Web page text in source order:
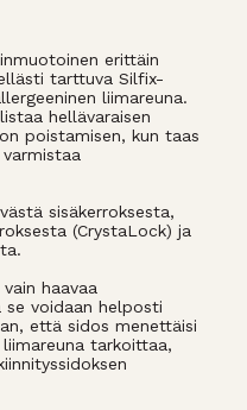
erittäin
tarttuva Silfix-
liimareuna.
hellävaraisen
poistamisen, kun taas
sisäkerroksesta,
(CrystaLock) ja
haavaa
se voidaan helposti
että sidos menettäisi
tarkoittaa,